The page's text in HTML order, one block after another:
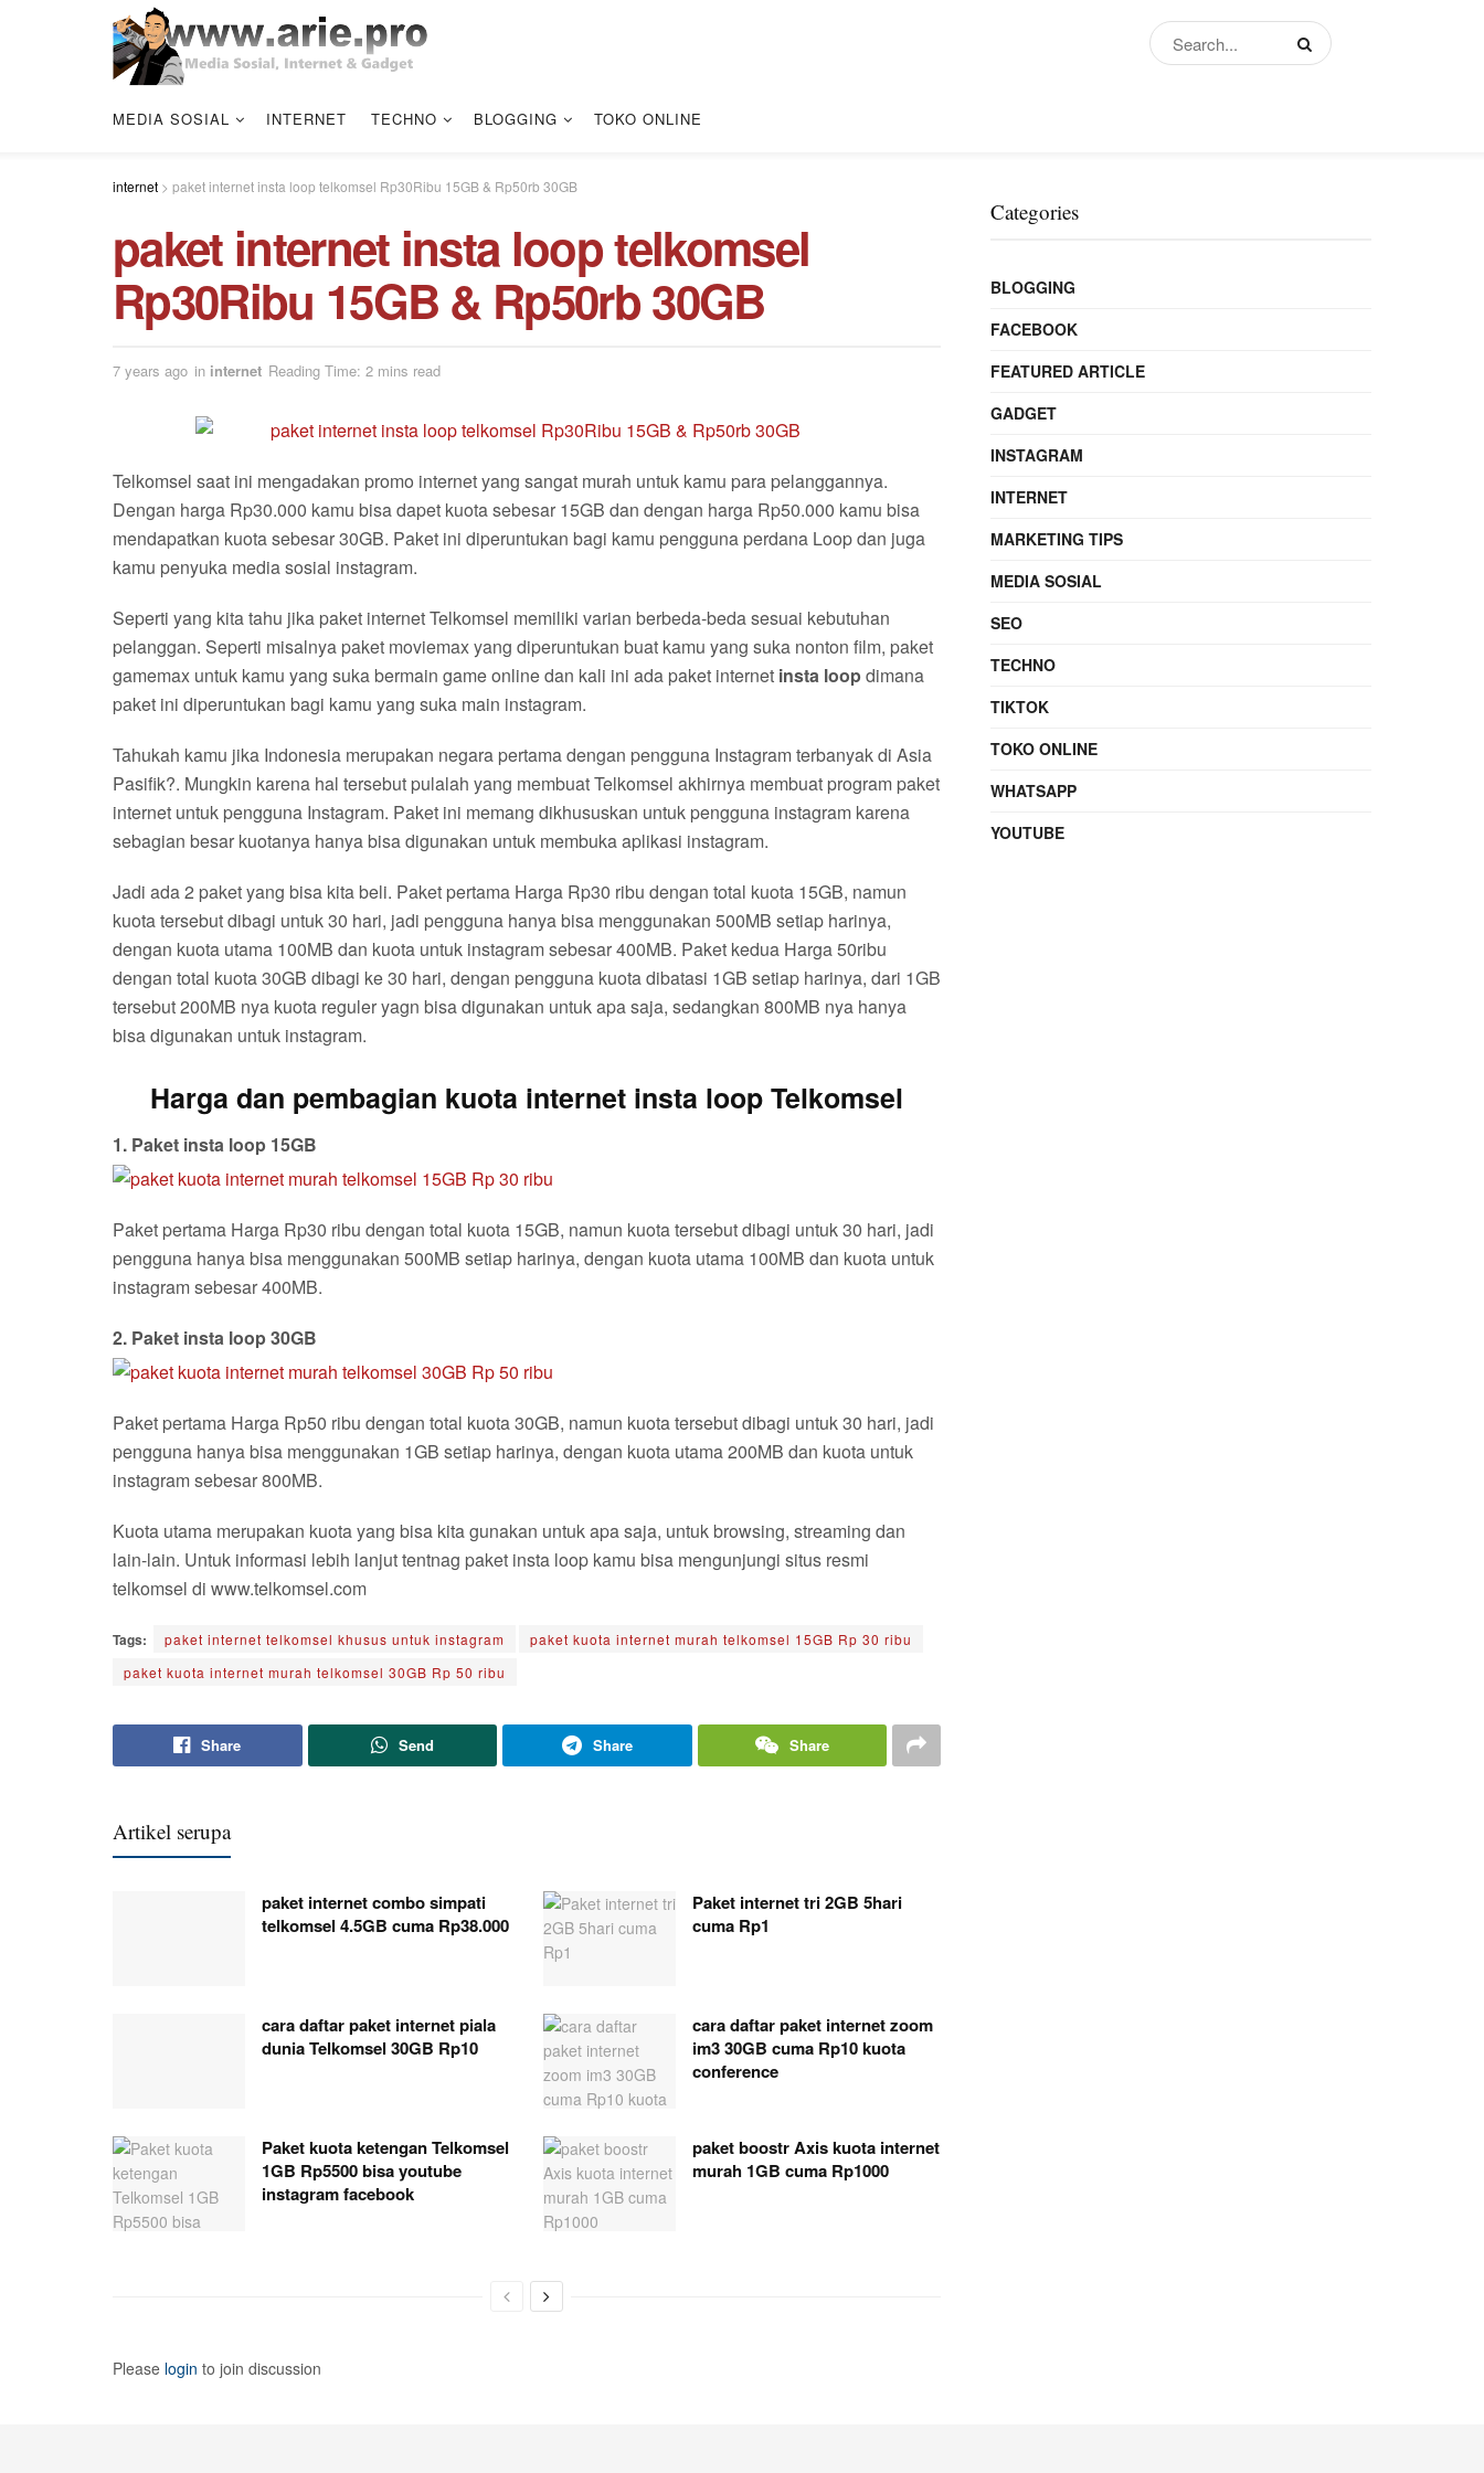
MEDIA SOSIAL INTERNET TECHNO BLOGGING TOKO ONLINE
internet > paket internet insta loop telkomsel Rp30Ribu 15GB & Rp50rb 30GB
paket internet insta loop telkomsel
Rp30Ribu 15GB & Rp50rb 30GB
7 years ago in internet Reading Time: 2 mins read
Telkomsel saat ini mengadakan promo internet yang sangat murah untuk kamu para pelanggannya.
Dengan harga Rp30.000 kamu bisa dapet kuota sebesar 15GB dan dengan harga Rp50.000 kamu bisa
mendapatkan kuota sebesar 30GB. Paket ini diperuntukan bagi kamu pengguna perdana Loop dan juga
kamu penyuka media sosial instagram.
Seperti yang kita tahu jika paket internet Telkomsel memiliki varian berbeda-beda sesuai kebutuhan
pelanggan. Seperti misalnya paket moviemax yang diperuntukan buat kamu yang suka nonton film, paket
gamemax untuk kamu yang suka bermain game online dan kali ini ada paket internet insta loopdimana
paket ini diperuntukan bagi kamu yang suka main instagram.
Tahukah kamu jika Indonesia merupakan negara pertama dengan pengguna Instagram terbanyak di Asia
Pasifik?. Mungkin karena hal tersebut pulalah yang membuat Telkomsel akhirnya membuat program paket
internet untuk pengguna Instagram. Paket ini memang dikhususkan untuk pengguna instagram karena
sebagian besar kuotanya hanya bisa digunakan untuk membuka aplikasi instagram.
Jadi ada 2 paket yang bisa kita beli. Paket pertama Harga Rp30 ribu dengan total kuota 15GB, namun
kuota tersebut dibagi untuk 30 hari, jadi pengguna hanya bisa menggunakan 500MB setiap harinya,
dengan kuota utama 100MB dan kuota untuk instagram sebesar 400MB. Paket kedua Harga 50ribu
dengan total kuota 30GB dibagi ke 30 hari, dengan pengguna kuota dibatasi 1GB setiap harinya, dari 1GB
tersebut 200MB nya kuota reguler yagn bisa digunakan untuk apa saja, sedangkan 800MB nya hanya
bisa digunakan untuk instagram.
Harga dan pembagian kuota internet insta loop Telkomsel
1. Paket insta loop 15GB
Paket pertama Harga Rp30 ribu dengan total kuota 15GB, namun kuota tersebut dibagi untuk 30 hari, jadi
pengguna hanya bisa menggunakan 500MB setiap harinya, dengan kuota utama 100MB dan kuota untuk
instagram sebesar 400MB.
2. Paket insta loop 30GB
Paket pertama Harga Rp50 ribu dengan total kuota 30GB, namun kuota tersebut dibagi untuk 30 hari, jadi
pengguna hanya bisa menggunakan 1GB setiap harinya, dengan kuota utama 200MB dan kuota untuk
instagram sebesar 800MB.
Kuota utama merupakan kuota yang bisa kita gunakan untuk apa saja, untuk browsing, streaming dan
lain-lain. Untuk informasi lebih lanjut tentnag paket insta loop kamu bisa mengunjungi situs resmi
telkomsel di www.telkomsel.com
Tags: paket internet telkomsel khusus untuk instagram
paket kuota internet murah telkomsel 15GB Rp 30 ribu
paket kuota internet murah telkomsel 30GB Rp 50 ribu
Share Send Share Share
Artikel serupa
paket internet combo simpati
telkomsel 4.5GB cuma Rp38.000
Paket internet tri 2GB 5hari
cuma Rp1
cara daftar paket internet piala
dunia Telkomsel 30GB Rp10
cara daftar paket internet zoom
im3 30GB cuma Rp10 kuota
conference
Paket kuota ketengan Telkomsel
1GB Rp5500 bisa youtube
instagram facebook
paket boostr Axis kuota internet
murah 1GB cuma Rp1000
Please login to join discussion
Categories
BLOGGING
FACEBOOK
FEATURED ARTICLE
GADGET
INSTAGRAM
INTERNET
MARKETING TIPS
MEDIA SOSIAL
SEO
TECHNO
TIKTOK
TOKO ONLINE
WHATSAPP
YOUTUBE